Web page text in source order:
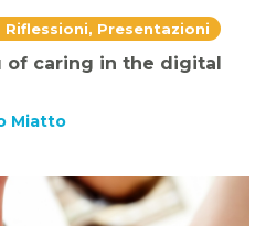
Presentazioni
of caring in the digital
Miatto